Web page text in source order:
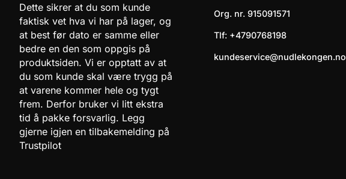
Dette sikrer at du som kunde
faktisk vet hva vi har på lager, og
at best før dato er samme eller
bedre en den som oppgis på
produktsiden. Vi er opptatt av at
du som kunde skal være trygg på
at varene kommer hele og tygt
frem. Derfor bruker vi litt ekstra
tid å pakke forsvarlig. Legg
gjerne igjen en tilbakemelding på
Trustpilot
Org. nr. 915091571
Tlf: +4790768198
kundeservice@nudlekongen.no